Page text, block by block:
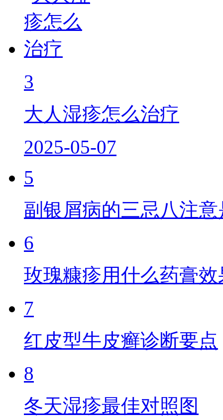
3
大人湿疹怎么治疗
2025-05-07
5
副银屑病的三忌八注
6
玫瑰糠疹用什么药膏效
7
红皮型牛皮癣诊断要点
8
冬天湿疹最佳对照图